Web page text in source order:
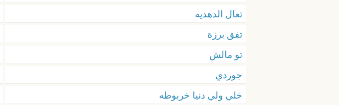
تعال الدهديه
تفق برزة
تو مالش
جوردي
خلي ولي دنيا خربوطه